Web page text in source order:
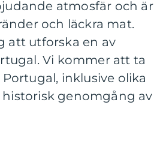
atmosfär och är
och läckra mat.
att utforska en av
Vi kommer att ta
inklusive olika
genomgång av